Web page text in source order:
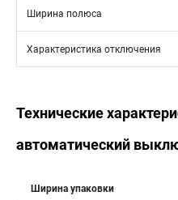
Ширина полюса
Характеристика отключения
Технические
автоматический
Ширина упаковки